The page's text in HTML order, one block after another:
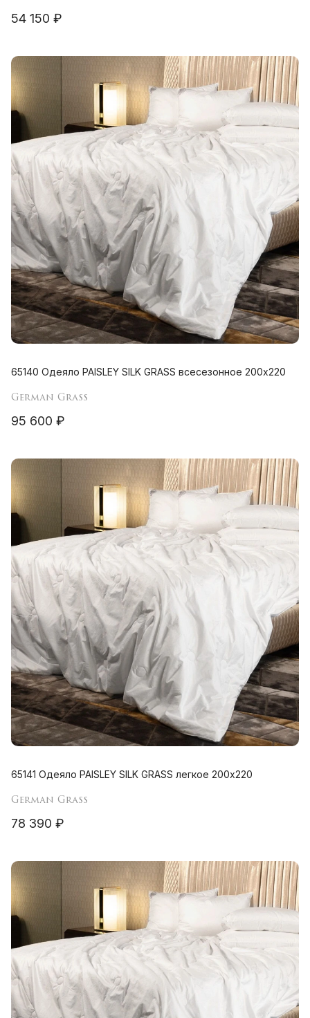
54 150 ₽
65140 Одеяло PAISLEY SILK GRASS всесезонное 200х220
German Grass
95 600 ₽
65141 Одеяло PAISLEY SILK GRASS легкое 200х220
German Grass
78 390 ₽